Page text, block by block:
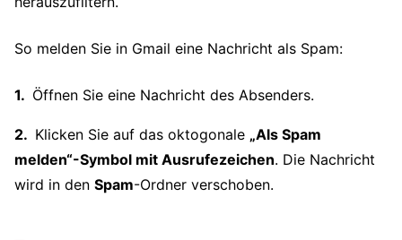
So melden Sie in Gmail eine Nachricht als Spam:
Öffnen Sie eine Nachricht des Absenders.
Klicken Sie auf das oktogonale „Als Spam
melden“-Symbol mit Ausrufezeichen. Die Nachricht
wird in den Spam-Ordner verschoben.